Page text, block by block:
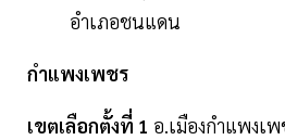
อำเภอชนแดน
กำแพงเพชร
เขตเลือกตั้งที่ 1 อ.เมืองกำแพงเ